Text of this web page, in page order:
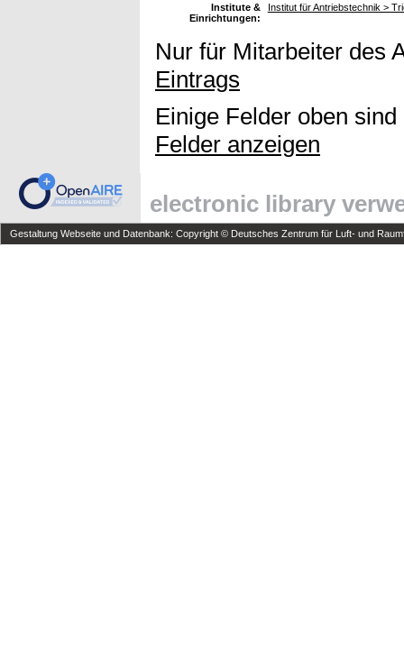
Institute &
Einrichtungen:
Institut für Antriebstechnik >
Nur für Mitarbeiter des
Eintrags
Einige Felder oben
Felder anzeigen
electronic library
Gestaltung Webseite und Datenbank: Copyright © Deutsches Zentrum für Luft- und